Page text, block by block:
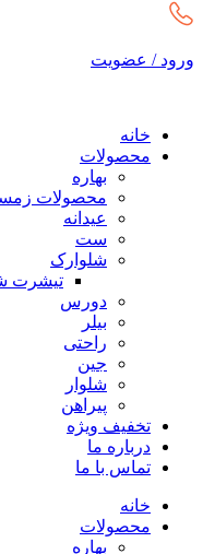
ورود / عضویت
خانه
محصولات
بهاره
محصولات
عیدانه
ست
شلوارک
تیشرت
دورس
بیلر
راحتی
جین
شلوار
پیراهن
تخفیف ویژه
درباره ما
تماس با ما
خانه
محصولات
بهاره